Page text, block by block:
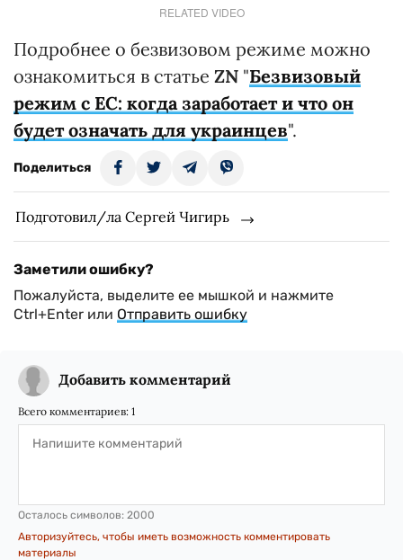
RELATED VIDEO
Подробнее о безвизовом режиме можно
ознакомиться в статье ZN "Безвизовый
режим с ЕС: когда заработает и что он
будет означать для украинцев".
Поделиться
Подготовил/ла Сергей Чигирь
Заметили ошибку?
Пожалуйста, выделите ее мышкой и нажмите
Ctrl+Enter или Отправить ошибку
Добавить комментарий
Всего комментариев: 1
Осталось символов: 2000
Авторизуйтесь, чтобы иметь возможность комментировать
материалы